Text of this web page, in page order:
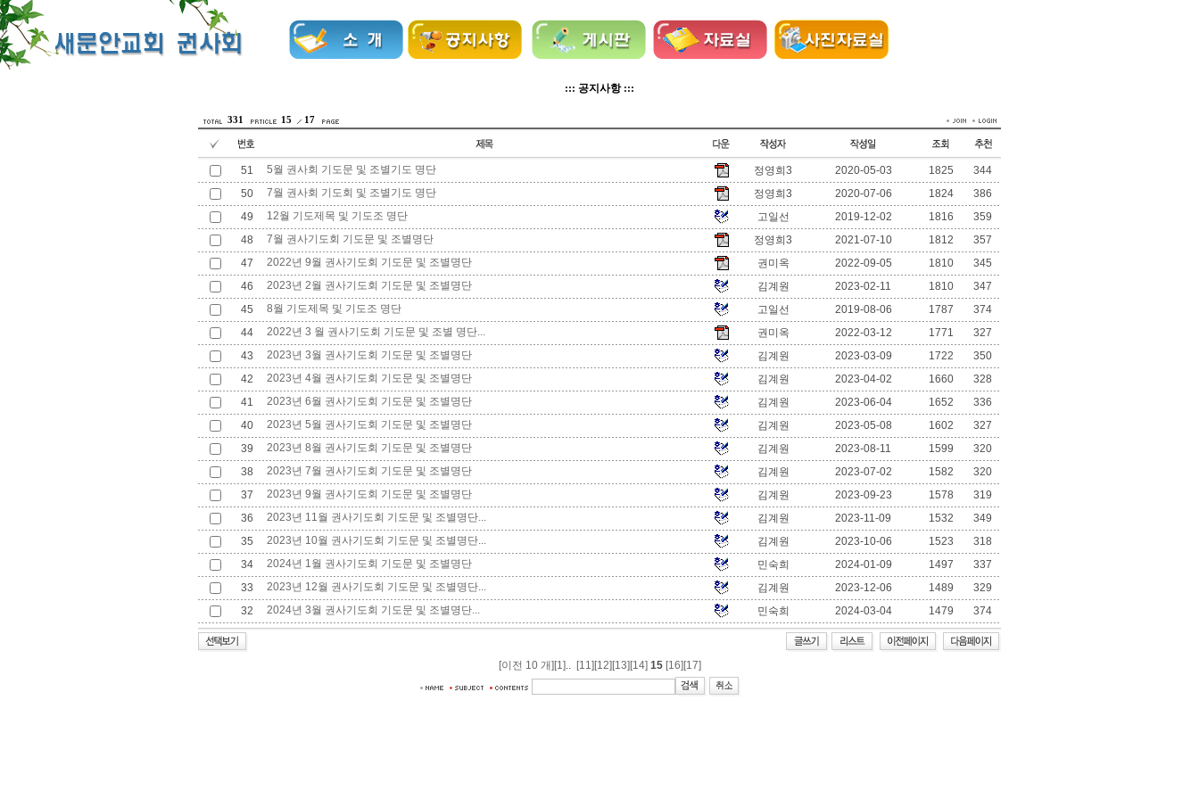
::: 공지사항 :::
331 15 17
51 5월 권사회 기도문 및 조별기도 명단 정영희3 2020-05-03 1825
344
50
7월 권사회 기도회 및 조별기도 명단 정영희3 2020-07-06 1824
386
49
12월 기도제목 및 기도조 명단 고일선 2019-12-02 1816
359
48
7월 권사기도회 기도문 및 조별명단 정영희3 2021-07-10 1812
357
47
2022년 9월 권사기도회 기도문 및 조별명단 권미옥 2022-09-05 1810
345
46
2023년 2월 권사기도회 기도문 및 조별명단 김계원 2023-02-11 1810
347
45
8월 기도제목 및 기도조 명단 고일선 2019-08-06 1787
374
44
2022년 3 월 권사기도회 기도문 및 조별 명단... 권미옥 2022-03-12 1771
327
43
2023년 3월 권사기도회 기도문 및 조별명단 김계원 2023-03-09 1722
350
42
2023년 4월 권사기도회 기도문 및 조별명단 김계원 2023-04-02 1660
328
41
2023년 6월 권사기도회 기도문 및 조별명단 김계원 2023-06-04 1652
336
40
2023년 5월 권사기도회 기도문 및 조별명단 김계원 2023-05-08 1602
327
39
2023년 8월 권사기도회 기도문 및 조별명단 김계원 2023-08-11 1599
320
38
2023년 7월 권사기도회 기도문 및 조별명단 김계원 2023-07-02 1582
320
37
2023년 9월 권사기도회 기도문 및 조별명단 김계원 2023-09-23 1578
319
36
2023년 11월 권사기도회 기도문 및 조별명단... 김계원 2023-11-09 1532
349
35
2023년 10월 권사기도회 기도문 및 조별명단... 김계원 2023-10-06 1523
318
34
2024년 1월 권사기도회 기도문 및 조별명단 민숙희 2024-01-09 1497
337
33
2023년 12월 권사기도회 기도문 및 조별명단... 김계원 2023-12-06 1489
329
32
2024년 3월 권사기도회 기도문 및 조별명단... 민숙희 2024-03-04 1479 374
[이전 10 개] [1].. [11] [12] [13] [14] 15 [16] [17]